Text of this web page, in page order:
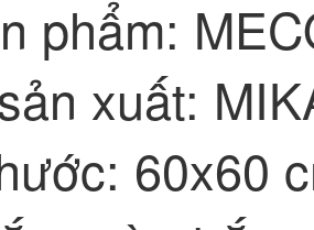
phẩm:
xuất:
60x60